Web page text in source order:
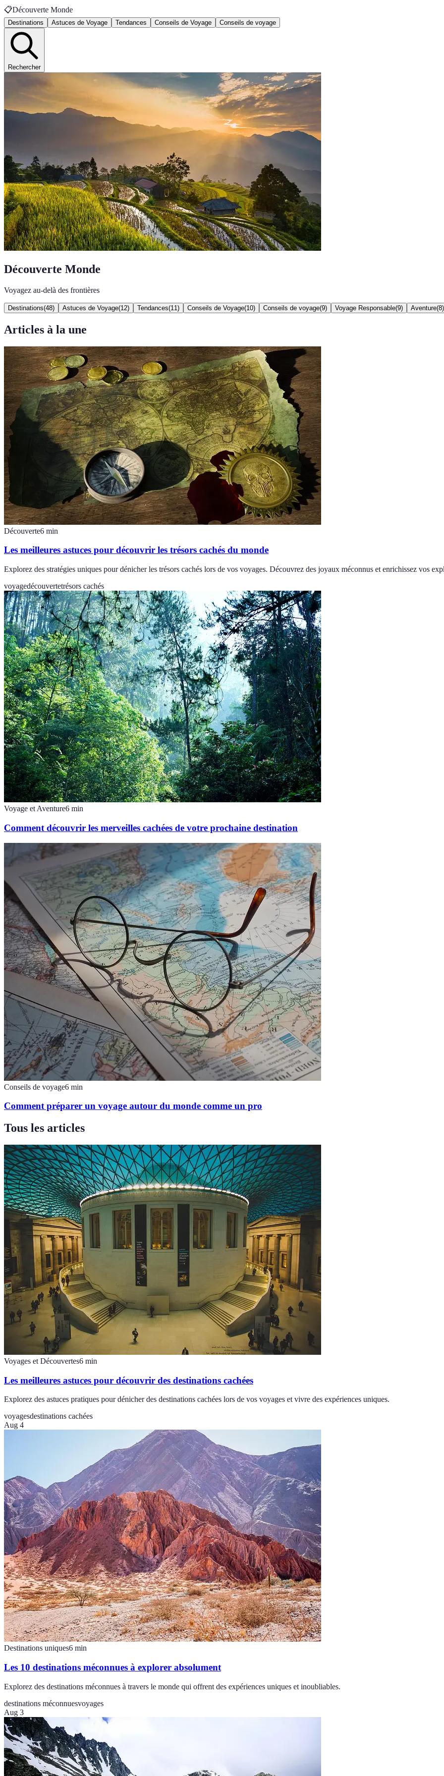
📋Découverte Monde
Destinations Astuces de Voyage Tendances Conseils de Voyage Conseils de voyage
Rechercher
Découverte Monde
Voyagez au-delà des frontières
Destinations(48) Astuces de Voyage(12) Tendances(11 ) Conseils de Voyage(10) Conseils de voyage(9) Voyage Responsable(9) Aventure(8)
Articles à la une
Découverte6 min
Les meilleures astuces pour découvrir les trésors cachés du monde
Explorez des stratégies uniques pour dénicher les trésors cachés lors de vos voyages. Découvrez des joyaux méconnus et enrichissez vos
voyagedécouvertetrésors cachés
Voyage et Aventure6 min
Comment découvrir les merveilles cachées de votre prochaine destination
Conseils de voyage6 min
Comment préparer un voyage autour du monde comme un pro
Tous les articles
Voyages et Découvertes6 min
Les meilleures astuces pour découvrir des destinations cachées
Explorez des astuces pratiques pour dénicher des destinations cachées lors de vos voyages et vivre des expériences uniques.
voyagesdestinations cachées
Aug 4
Destinations uniques6 min
Les 10 destinations méconnues à explorer absolument
Explorez des destinations méconnues à travers le monde qui offrent des expériences uniques et inoubliables.
destinations méconnuesvoyages
Aug 3